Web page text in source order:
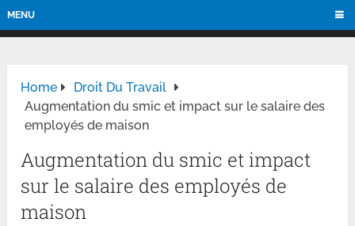
MENU
Home
Droit Du Travail
Augmentation du smic et impact sur le salaire des
employés de maison
Augmentation du smic et impact
sur le salaire des employés de
maison